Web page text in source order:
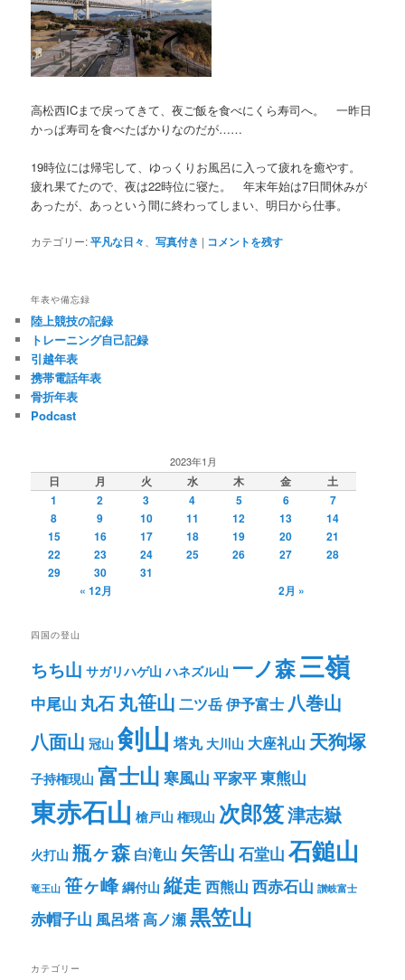
高松西ICまで戻ってきて、夜ご飯を食べにくら寿司へ。 一昨日
かっぱ寿司を食べたばかりなのだが……
19時位には帰宅して、ゆっくりお風呂に入って疲れを癒やす。
疲れ果てたので、夜は22時位に寝た。 年末年始は7日間休みが
あったが、あっという間に終わってしまい、明日から仕事。
カテゴリー:平凡な日々 、写真付き | コメントを残す
年表や備忘録
陸上競技の記録
トレーニング自己記録
引越年表
携帯電話年表
骨折年表
Podcast
2023年1月
日 月 火 水 木 金
土
1
2 3 4 5 6
7
8
9 10 11 12 13
14
15
16 17 18 19 20
21
22
23 24 25 26 27
28
29
30
31
« 12月
2月 »
四国の登山
ちち山 サガリハゲ山 ハネズル山 一ノ森三嶺
中尾山 丸石丸笹山 二ツ岳伊予富士 八巻山
八面山 冠山 剣山 塔丸 大川山 大座礼山 天狗塚
子持権現山 富士山 寒風山 平家平東熊山
東赤石山 槍戸山 権現山 次郎笈津志嶽
火打山 瓶ヶ森 白滝山 矢筈山 石堂山 石鎚山
竜王山 笹ヶ峰 綱付山 縦走西熊山 西赤石山 讃岐富士
赤帽子山 風呂塔高ノ瀬黒笠山
カテゴリー